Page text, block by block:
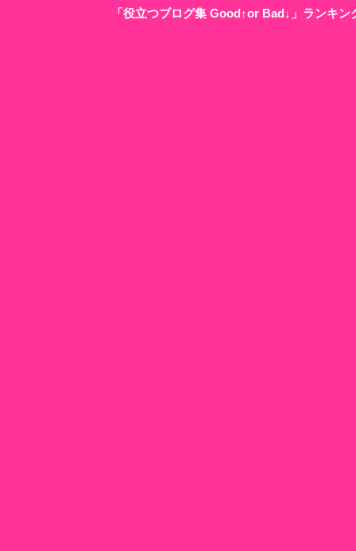
「役立つブログ集 Good↑or Bad↓」ランキ